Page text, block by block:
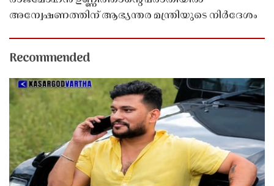
അന്വേഷണത്തിന് ആഭ്യന്തര മന്ത്രിയുടെ നിർദേശം
Recommended